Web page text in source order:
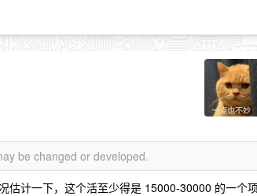
be changed or developed.
估计一下，这个活至少得是 15000-30000 的一个